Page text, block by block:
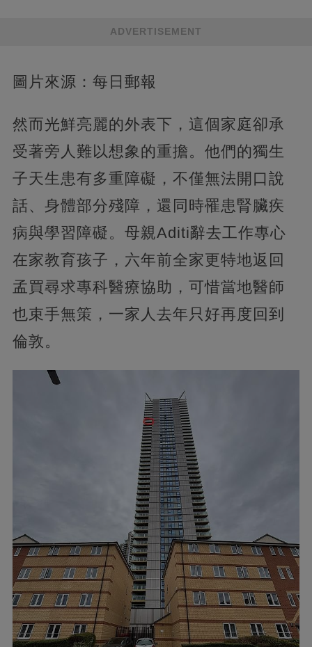
ADVERTISEMENT
圖片來源：每日郵報
然而光鮮亮麗的外表下，這個家庭卻承
受著旁人難以想象的重擔。他們的獨生
子天生患有多重障礙，不僅無法開口說
話、身體部分殘障，還同時罹患腎臟疾
病與學習障礙。母親Aditi辭去工作專心
在家教育孩子，六年前全家更特地返回
孟買尋求專科醫療協助，可惜當地醫師
也束手無策，一家人去年只好再度回到
倫敦。